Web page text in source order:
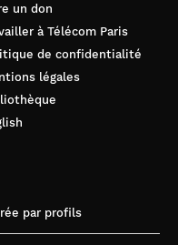
merci
des vidéos
un don
à Télécom Paris
de confidentialité
légales
par profils